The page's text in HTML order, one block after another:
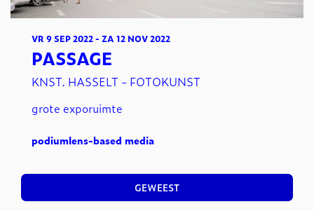
PASSAGE
KNST. HASSELT - FOTOKUNST
VR 9 SEP 2022- ZA 12 NOV 2022
grote exporuimte
podiumlens-based media
GEWEEST